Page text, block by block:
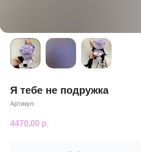
Я тебе не подружка
Артикул:
4470,00 р.